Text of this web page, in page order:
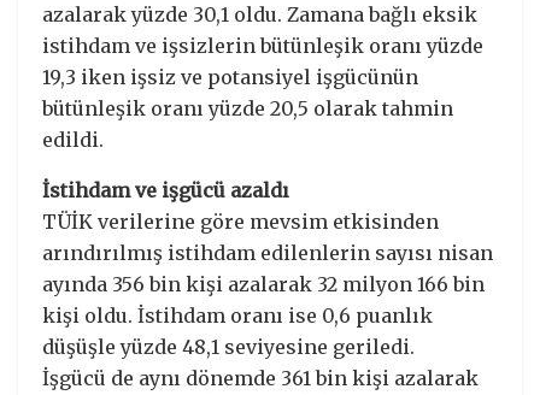
azalarak yüzde 30,1 oldu. Zamana bağlı eksik
istihdam ve işsizlerin bütünleşik oranı yüzde
19,3 iken işsiz ve potansiyel işgücünün
bütünleşik oranı yüzde 20,5 olarak tahmin
edildi.
İstihdam ve işgücü azaldı
TÜİK verilerine göre mevsim etkisinden
arındırılmış istihdam edilenlerin sayısı nisan
ayında 356 bin kişi azalarak 32 milyon 166 bin
kişi oldu. İstihdam oranı ise 0,6 puanlık
düşüşle yüzde 48,1 seviyesine geriledi.
İşgücü de aynı dönemde 361 bin kişi azalarak